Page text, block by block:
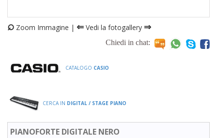
⌕ Zoom Immagine | ⇐ Vedi la fotogallery ⇒
Chiedi in chat:
CATALOGO CASIO
CERCA IN DIGITAL / STAGE PIANO
PIANOFORTE DIGITALE NERO